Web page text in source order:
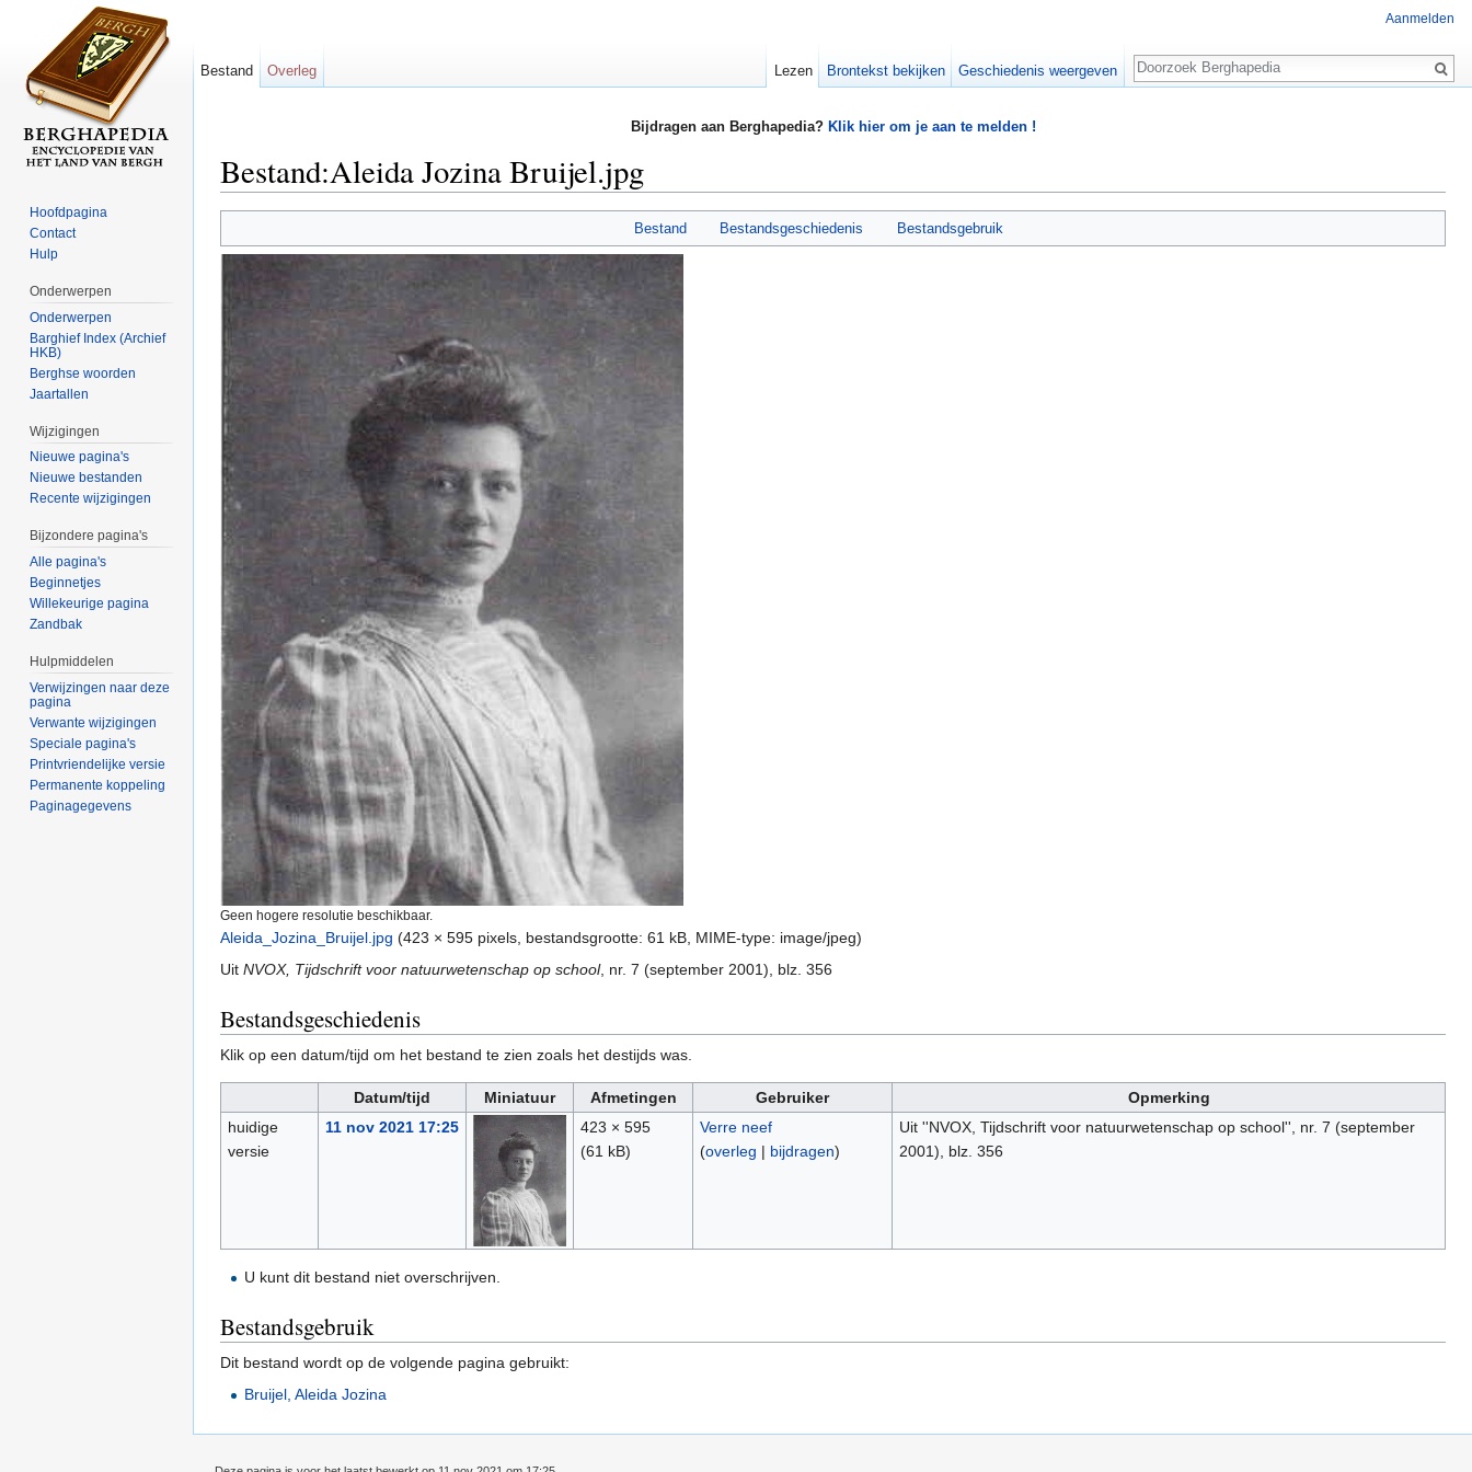
Bijdragen aan Berghapedia? Klik hier om je aan te melden !
Bestand:Aleida Jozina Bruijel.jpg
Bestand Bestandsgeschiedenis Bestandsgebruik
Geen hogere resolutie beschikbaar.
Aleida_Jozina_Bruijel.jpg (423 × 595 pixels, bestandsgrootte: 61 kB, MIME-type: image/jpeg)
Uit NVOX, Tijdschrift voor natuurwetenschap op school, nr. 7 (september 2001), blz. 356
Bestandsgeschiedenis
Klik op een datum/tijd om het bestand te zien zoals het destijds was.
Datum/tijd Miniatuur Afmetingen Gebruiker
Opmerking
huidige
versie
11 nov 2021 17:25
423 × 595
(61 kB)
Verre neef
(overleg | bijdragen)
Uit ''NVOX, Tijdschrift voor natuurwetenschap op school'', nr. 7 (september
2001), blz. 356
U kunt dit bestand niet overschrijven.
Bestandsgebruik
Dit bestand wordt op de volgende pagina gebruikt:
Bruijel, Aleida Jozina
Aanmelden
Bestand Overleg Lezen Brontekst bekijken Geschiedenis weergeven
Zoeken
Hoofdpagina
Contact
Hulp
Onderwerpen
Onderwerpen
Barghief Index (Archief
HKB)
Berghse woorden
Jaartallen
Wijzigingen
Nieuwe pagina's
Nieuwe bestanden
Recente wijzigingen
Bijzondere pagina's
Alle pagina's
Beginnetjes
Willekeurige pagina
Zandbak
Hulpmiddelen
Verwijzingen naar deze
pagina
Verwante wijzigingen
Speciale pagina's
Printvriendelijke versie
Permanente koppeling
Paginagegevens